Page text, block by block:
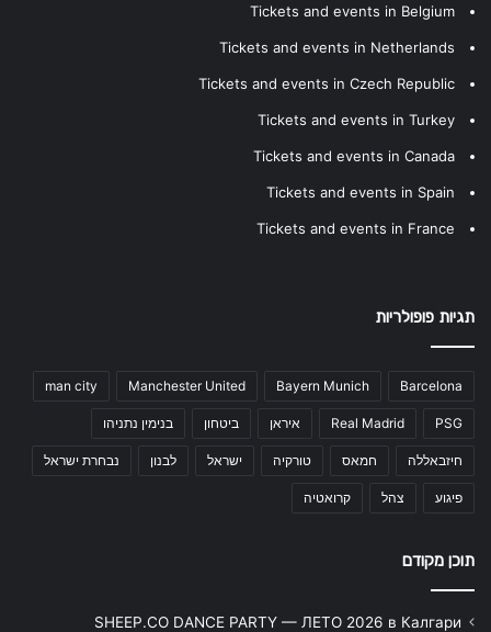
Tickets and events in Belgium
Tickets and events in Netherlands
Tickets and events in Czech Republic
Tickets and events in Turkey
Tickets and events in Canada
Tickets and events in Spain
Tickets and events in France
תגיות פופולריות
Barcelona
Bayern Munich
Manchester United
man city
PSG
Real Madrid איראן ביטחון בנימין נתניהו
חיזבאללה חמאס טורקיה ישראל לבנון נבחרת ישראל
פיגוע צהל קרואטיה
תוכן מקודם
SHEEP.CO DANCE PARTY — ЛЕТО 2026 в Калгари